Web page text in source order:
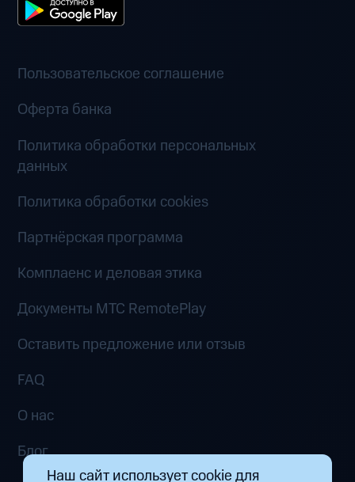
Наш сайт использует cookie для
Пользовательское соглашение
Оферта банка
Политика обработки персональных
данных
Политика обработки cookies
Партнёрская программа
Комплаенс и деловая этика
Документы MTC RemotePlay
Оставить предложение или отзыв
FAQ
О нас
Блог